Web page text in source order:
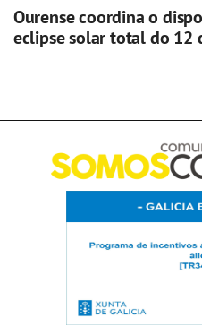
Ourense coordina o
eclipse solar total do 12